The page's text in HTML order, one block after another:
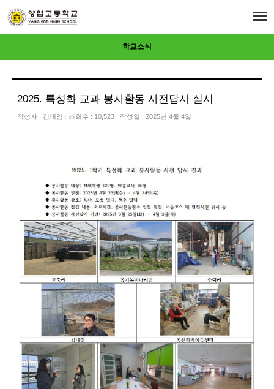
학교소식
2025. 특성화 교과 봉사활동 사전답사 실시
작성자 : 김태임 | 조회수 : 10,523 | 작성일 : 2025년 4월 4일